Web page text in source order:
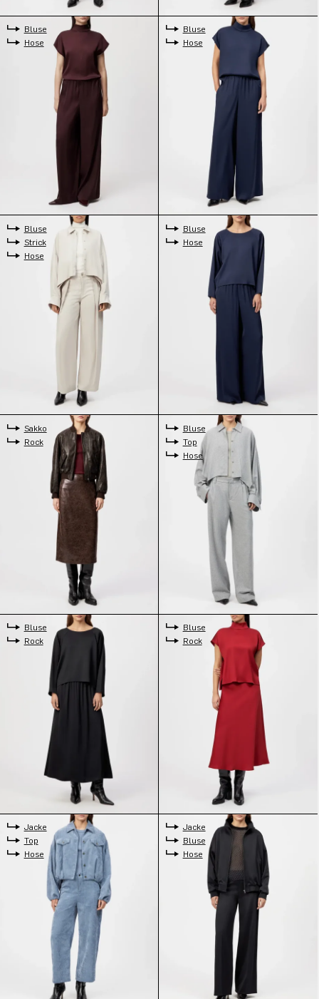
Bluse
Hose
Bluse
Hose
Bluse
Strick
Hose
Bluse
Hose
Sakko
Rock
Bluse
Top
Hose
Bluse
Rock
Bluse
Rock
Jacke
Top
Hose
Jacke
Bluse
Hose